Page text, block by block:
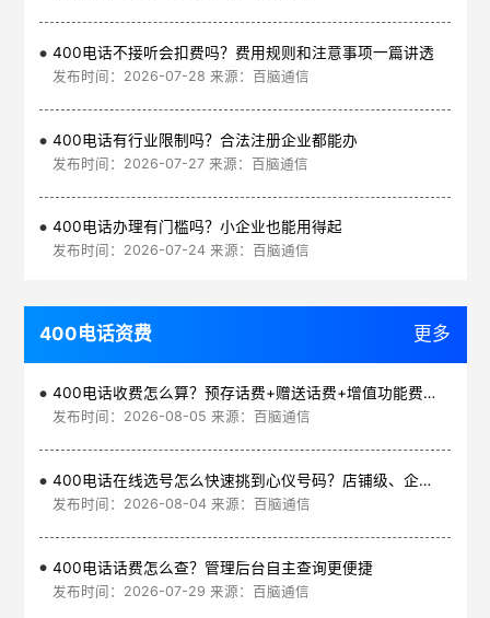
400电话不接听会扣费吗？费用规则和注意事项一篇讲透
发布时间：2026-07-28 来源：百脑通信
400电话有行业限制吗？合法注册企业都能办
发布时间：2026-07-27 来源：百脑通信
400电话办理有门槛吗？小企业也能用得起
发布时间：2026-07-24 来源：百脑通信
400电话资费 更多
400电话收费怎么算？预存话费+赠送话费+增值功能费透明实惠
发布时间：2026-08-05 来源：百脑通信
400电话在线选号怎么快速挑到心仪号码？店铺级、企业级、集团级一次看清
发布时间：2026-08-04 来源：百脑通信
400电话话费怎么查？管理后台自主查询更便捷
发布时间：2026-07-29 来源：百脑通信